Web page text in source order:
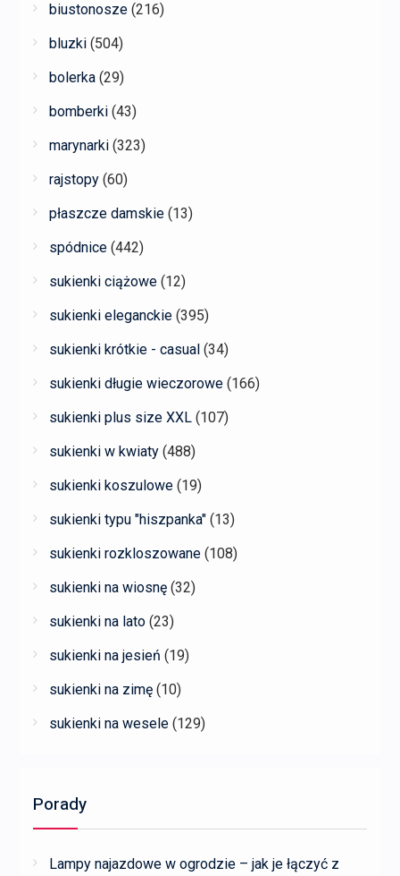
biustonosze (216)
bluzki (504)
bolerka (29)
bomberki (43)
marynarki (323)
rajstopy (60)
płaszcze damskie (13)
spódnice (442)
sukienki ciążowe (12)
sukienki eleganckie (395)
sukienki krótkie - casual (34)
sukienki długie wieczorowe (166)
sukienki plus size XXL (107)
sukienki w kwiaty (488)
sukienki koszulowe (19)
sukienki typu "hiszpanka" (13)
sukienki rozkloszowane (108)
sukienki na wiosnę (32)
sukienki na lato (23)
sukienki na jesień (19)
sukienki na zimę (10)
sukienki na wesele (129)
Porady
Lampy najazdowe w ogrodzie – jak je łączyć z